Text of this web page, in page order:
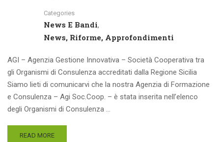
Categories
News E Bandi,
News, Riforme, Approfondimenti
AGI – Agenzia Gestione Innovativa – Società Cooperativa tra
gli Organismi di Consulenza accreditati dalla Regione Sicilia
Siamo lieti di comunicarvi che la nostra Agenzia di Formazione
e Consulenza – Agi Soc.Coop. – è stata inserita nell’elenco
degli Organismi di Consulenza …
READ MORE